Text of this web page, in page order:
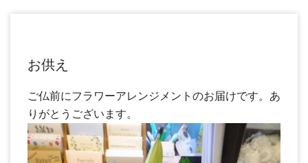
お供え
ご仏前にフラワーアレンジメントのお届けです。あ
りがとうございます。